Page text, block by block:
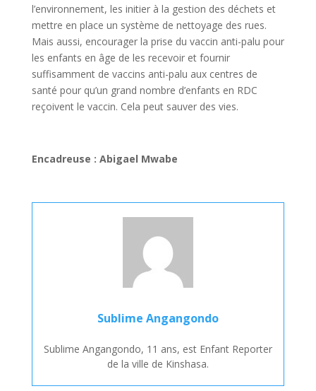
l’environnement, les initier à la gestion des déchets et
mettre en place un système de nettoyage des rues.
Mais aussi, encourager la prise du vaccin anti-palu pour
les enfants en âge de les recevoir et fournir
suffisamment de vaccins anti-palu aux centres de
santé pour qu’un grand nombre d’enfants en RDC
reçoivent le vaccin. Cela peut sauver des vies.
Encadreuse : Abigael Mwabe
Sublime Angangondo
Sublime Angangondo, 11 ans, est Enfant Reporter
de la ville de Kinshasa.